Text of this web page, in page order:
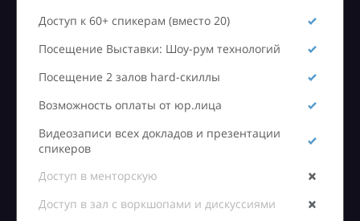
Доступ к 60+ спикерам (вместо 20)
Посещение Выставки: Шоу-рум технологий
Посещение 2 залов hard-скиллы
Возможность оплаты от юр.лица
Видеозаписи всех докладов и презентации
спикеров
Доступ в менторскую
Доступ в зал с воркшопами и дискуссиями